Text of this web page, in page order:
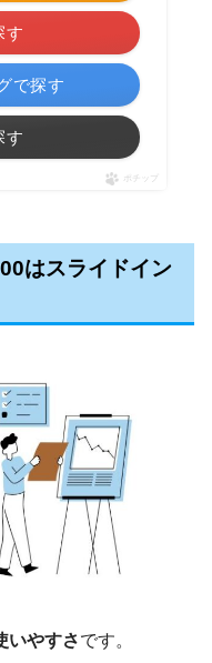
す
で探す
す
ポチップ
はスライドイン
いやすさです。